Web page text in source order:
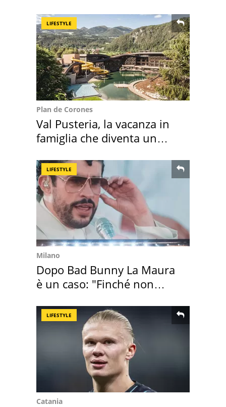
LIFESTYLE
Plan de Corones
Val Pusteria, la vacanza in
famiglia che diventa un
LIFESTYLE
Milano
Dopo Bad Bunny La Maura
è un caso: "Finché non
LIFESTYLE
Catania